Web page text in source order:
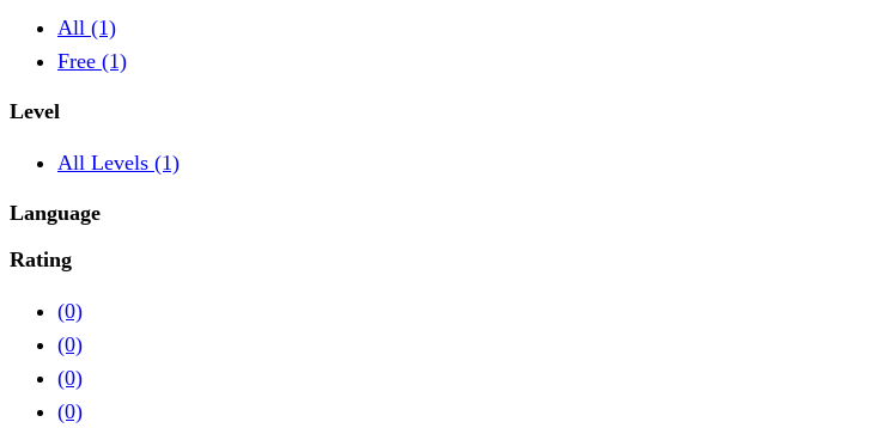
All (1)
Free (1)
Level
All Levels (1)
Language
Rating
(0)
(0)
(0)
(0)